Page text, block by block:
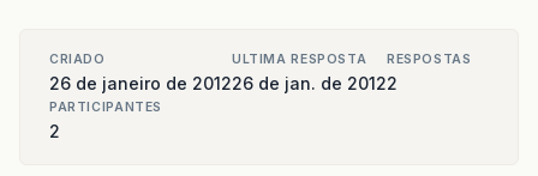
CRIADO
26 de janeiro de 2012
ULTIMA RESPOSTA
26 de jan. de 2012
RESPOSTAS
2
PARTICIPANTES
2